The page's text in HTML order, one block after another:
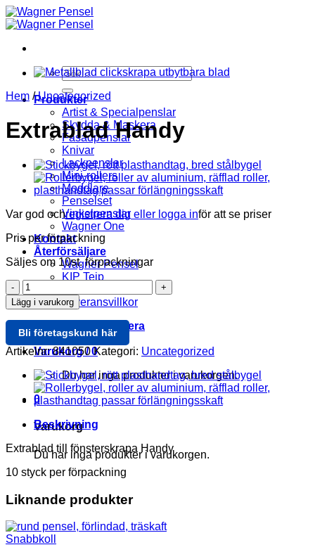
Skip
to
Sök
efter:
Produkter
Artist & Specialpenslar
Skydda & Maskera
Fasadpenslar
Knivar
Lackpenslar
Mini-rollers
Moddlare
Penselset
Vinkelpenslar
Wagner One
Kontakt
Återförsäljare
Wagner Pensel
KIP Tejp
Leveransvillkor
Logga in / Registrera
Varukorg /0
Du har inga produkter i varukorgen.
0
Varukorg
Du har inga produkter i varukorgen.
Hem / Uncategorized
Extrablad Handy
Var god ochregistrera dig eller logga inför att se priser
Pris per förpackning
Säljes om 10st. förpackningar
Extrablad
Handy
mängd
Lägg i varukorg
Bli företagskund här
Artikelnr:841050 Kategori: Uncategorized
Beskrivning
Extrablad till fönsterskrapa Handy
10 styck per förpackning
Liknande produkter
Snabbkoll